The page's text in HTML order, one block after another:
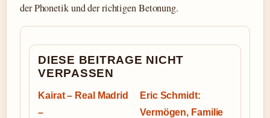
der Phonetik und der richtigen Betonung.
DIESE BEITRAGE NICHT
VERPASSEN
Kairat – Real Madrid
–
Eric Schmidt:
Vermögen, Familie